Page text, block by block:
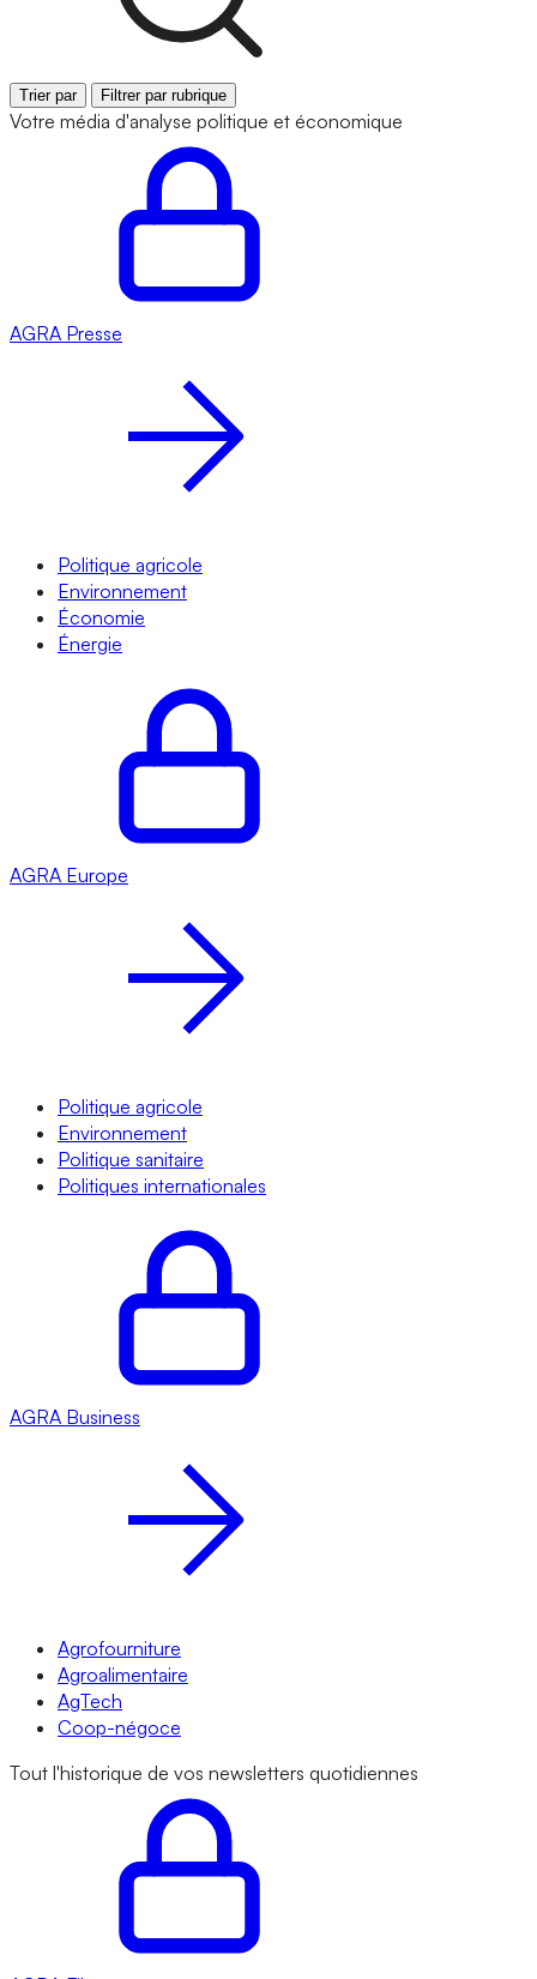
Trier par Filtrer par rubrique
Votre média d'analyse politique et économique
AGRA Presse
Politique agricole
Environnement
Économie
Énergie
AGRA Europe
Politique agricole
Environnement
Politique sanitaire
Politiques internationales
AGRA Business
Agrofourniture
Agroalimentaire
AgTech
Coop-négoce
Tout l'historique de vos newsletters quotidiennes